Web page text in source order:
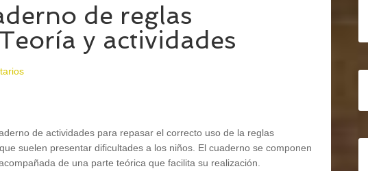
de reglas
y actividades
de actividades para repasar el correcto uso de la reglas
suelen presentar dificultades a los niños. El cuaderno se componen
de una parte teórica que facilita su realización.